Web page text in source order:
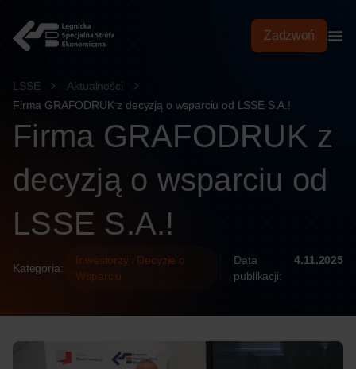
treści
Zadzwoń
LSSE
Aktualności
Firma GRAFODRUK z decyzją o wsparciu od LSSE S.A.!
Firma GRAFODRUK z
decyzją o wsparciu od
LSSE S.A.!
Kategoria:
Inwestorzy i Decyzje o
Wsparciu
Data
publikacji:
4.11.2025